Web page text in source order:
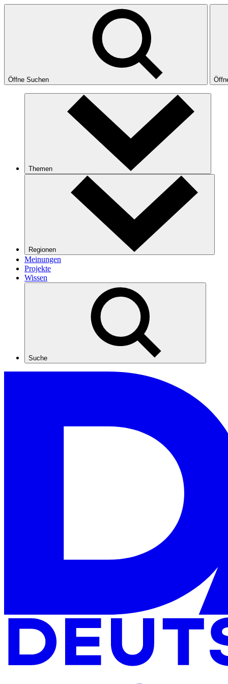
Öffne Suchen
Themen
Regionen
Meinungen
Projekte
Wissen
Suche